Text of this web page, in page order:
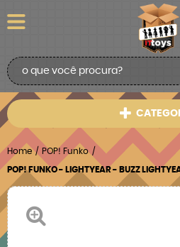
Home POP! Funko
POP! FUNKO - LIGHTYEAR - BUZZ